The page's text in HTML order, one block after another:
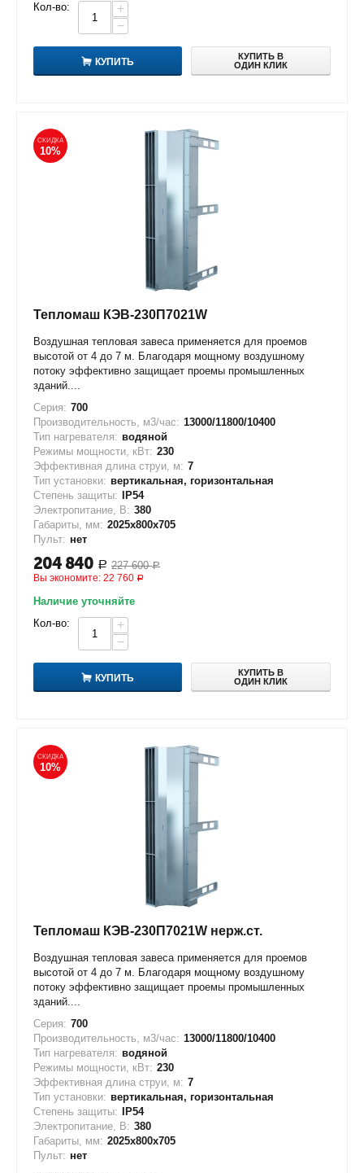
Кол-во:
+
−
КУПИТЬ
КУПИТЬ В
ОДИН КЛИК
СКИДКА
10%
Тепломаш КЭВ-230П7021W
Воздушная тепловая завеса применяется для проемов
высотой от 4 до 7 м. Благодаря мощному воздушному
потоку эффективно защищает проемы промышленных
зданий....
Серия: 700
Производительность, м3/час: 13000/11800/10400
Тип нагревателя: водяной
Режимы мощности, кВт: 230
Эффективная длина струи, м: 7
Тип установки: вертикальная, горизонтальная
Степень защиты:
IP54
Электропитание, В: 380
Габариты, мм: 2025х800х705
Пульт: нет
204 840 Р 227 600 Р
Вы экономите: 22 760 Р
Наличие уточняйте
Кол-во:
+
−
КУПИТЬ
КУПИТЬ В
ОДИН КЛИК
СКИДКА
10%
Тепломаш КЭВ-230П7021W нерж.ст.
Воздушная тепловая завеса применяется для проемов
высотой от 4 до 7 м. Благодаря мощному воздушному
потоку эффективно защищает проемы промышленных
зданий....
Серия: 700
Производительность, м3/час: 13000/11800/10400
Тип нагревателя: водяной
Режимы мощности, кВт: 230
Эффективная длина струи, м: 7
Тип установки: вертикальная, горизонтальная
Степень защиты:
IP54
Электропитание, В: 380
Габариты, мм: 2025х800х705
Пульт: нет